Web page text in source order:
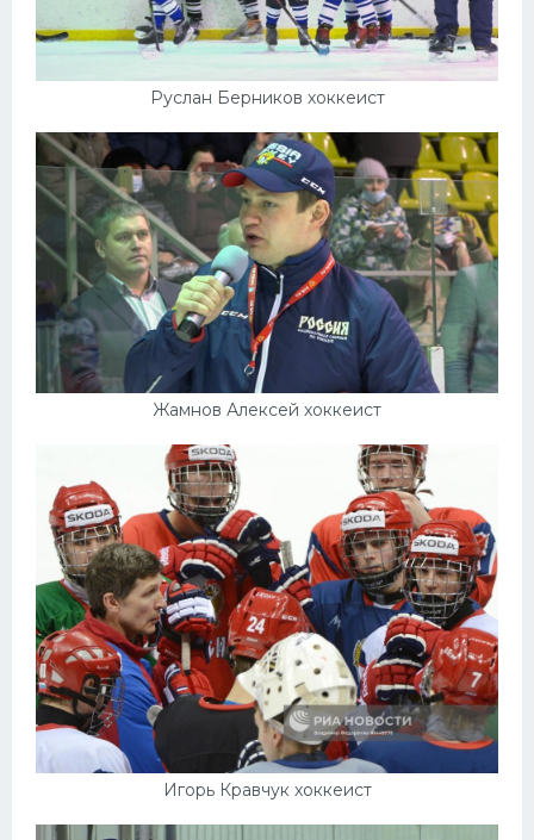
Руслан Берников хоккеист
Жамнов Алексей хоккеист
Игорь Кравчук хоккеист